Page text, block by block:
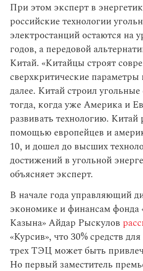
При этом эксперт в
российские технологии
электростанций остаются на
годов, а передовой
Китай. «Китайцы строят
сверхкритические параметры
далее. Китай строил
тогда, когда уже Америка и
развивать технологию. Китай
помощью европейцев и
10, и дошел до высших
достижений в угольной
объясняет эксперт.
В начале года управляющий
экономике и финансам фонда
Казына» Айдар Рыскулов
«Курсив», что 30% средств
трех ТЭЦ может быть
Но первый заместитель